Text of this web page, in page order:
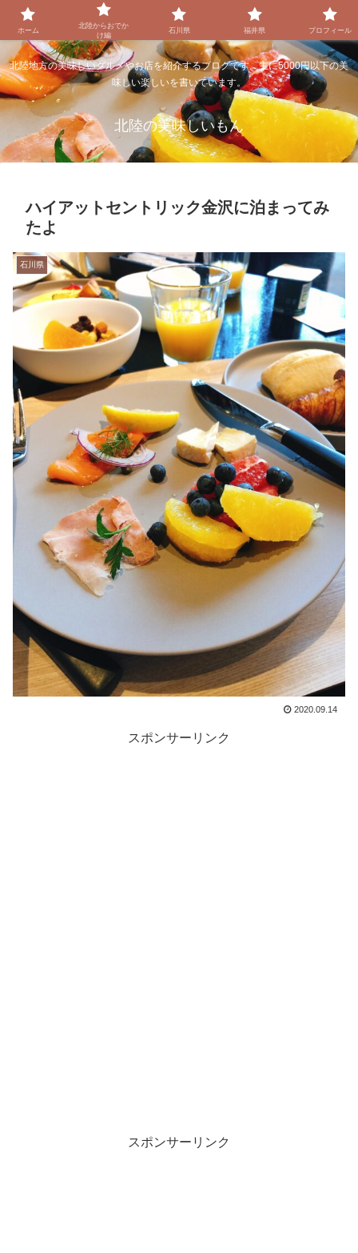
北陸地方の美味しいグルメやお店を紹介するブログです。主に5000円以下の美
味しい楽しいを書いています。
北陸の美味しいもん
ハイアットセントリック金沢に泊まってみ
たよ
石川県
2020.09.14
スポンサーリンク
スポンサーリンク
ホーム
北陸からおでか
け編
石川県 福井県 プロフィール